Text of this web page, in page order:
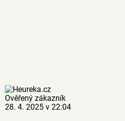
Ověřený zákazník
28. 4. 2025 v 22:04